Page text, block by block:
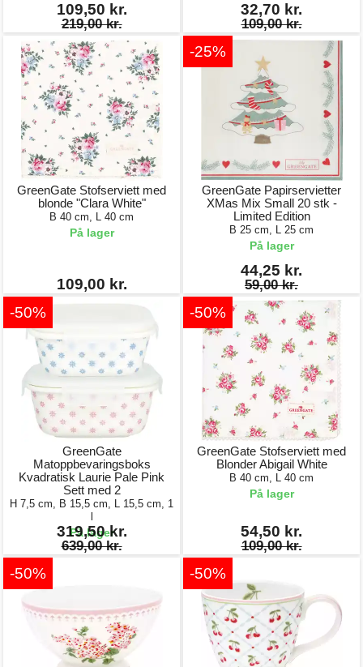
109,50 kr.
219,00 kr.
32,70 kr.
109,00 kr.
GreenGate Stofserviett med
blonde "Clara White"
B 40 cm, L 40 cm
På lager
109,00 kr.
-25%
GreenGate Papirservietter
XMas Mix Small 20 stk -
Limited Edition
B 25 cm, L 25 cm
På lager
44,25 kr.
59,00 kr.
-50%
GreenGate
Matoppbevaringsboks
Kvadratisk Laurie Pale Pink
Sett med 2
H 7,5 cm, B 15,5 cm, L 15,5 cm, 1
På lager
319,50 kr.
639,00 kr.
-50%
GreenGate Stofserviett med
Blonder Abigail White
B 40 cm, L 40 cm
På lager
54,50 kr.
109,00 kr.
-50% -50%